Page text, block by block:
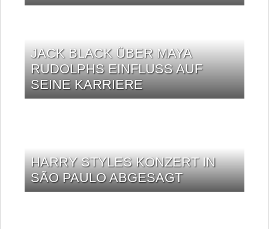
JACK BLACK ÜBER MAYA
RUDOLPHS EINFLUSS AUF
SEINE KARRIERE
HARRY STYLES KONZERT IN
SÃO PAULO ABGESAGT